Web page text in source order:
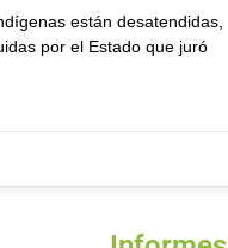
están desatendidas,
por el Estado que juró